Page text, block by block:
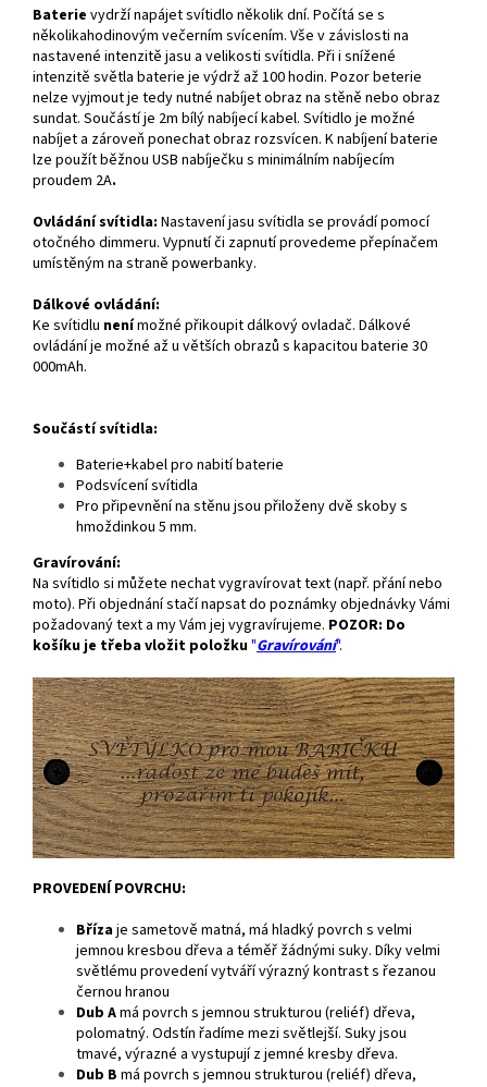
Baterie vydrží napájet svítidlo několik dní. Počítá se s
několikahodinovým večerním svícením. Vše v závislosti na
nastavené intenzitě jasu a velikosti svítidla. Při i snížené
intenzitě světla baterie je výdrž až 100 hodin. Pozor beterie
nelze vyjmout je tedy nutné nabíjet obraz na stěně nebo obraz
sundat. Součástí je 2m bílý nabíjecí kabel. Svítidlo je možné
nabíjet a zároveň ponechat obraz rozsvícen. K nabíjení baterie
lze použít běžnou USB nabíječku s minimálním nabíjecím
proudem 2A.
Ovládání svítidla: Nastavení jasu svítidla se provádí pomocí
otočného dimmeru. Vypnutí či zapnutí provedeme přepínačem
umístěným na straně powerbanky.
Dálkové ovládání:
Ke svítidlu nenímožné přikoupit dálkový ovladač. Dálkové
ovládání je možné až u větších obrazů s kapacitou baterie 30
000mAh.
Součástí svítidla:
Baterie+kabel pro nabití baterie
Podsvícení svítidla
Pro připevnění na stěnu jsou přiloženy dvě skoby s
hmoždinkou 5 mm.
Gravírování:
Na svítidlo si můžete nechat vygravírovat text (např. přání nebo
moto). Při objednání stačí napsat do poznámky objednávky Vámi
požadovaný text a my Vám jej vygravírujeme. POZOR: Do
košíku je třeba vložit položku"Gravírování".
PROVEDENÍ POVRCHU:
Břízaje sametově matná, má hladký povrch s velmi
jemnou kresbou dřeva a téměř žádnými suky. Díky velmi
světlému provedení vytváří výrazný kontrast s řezanou
černou hranou
Dub Amá povrch s jemnou strukturou (reliéf) dřeva,
polomatný. Odstín řadíme mezi světlejší. Suky jsou
tmavé, výrazné a vystupují z jemné kresby dřeva.
Dub B má povrch s jemnou strukturou (reliéf) dřeva,